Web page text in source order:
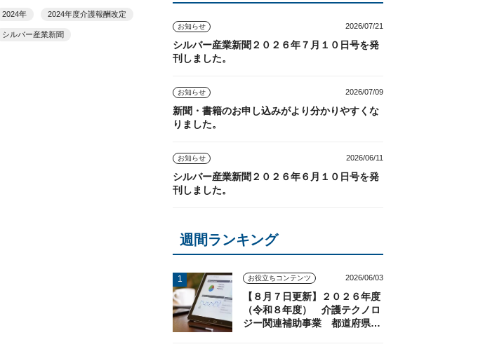
共通事項】
2024年 2024年度介護報酬改定
シルバー産業新聞
お知らせ 2026/07/21
シルバー産業新聞２０２６年７月１０日号を発
刊しました。
お知らせ 2026/07/09
新聞・書籍のお申し込みがより分かりやすくな
りました。
お知らせ 2026/06/11
シルバー産業新聞２０２６年６月１０日号を発
刊しました。
週間ランキング
お役立ちコンテンツ 2026/06/03
【８月７日更新】２０２６年度
（令和８年度） 介護テクノロ
ジー関連補助事業 都道府県の